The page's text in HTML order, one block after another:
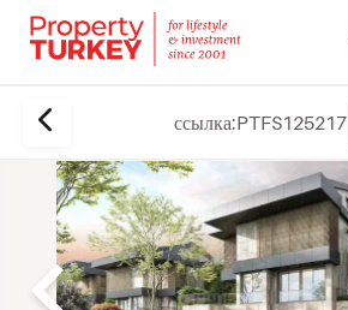
ссылка:PTFS125217